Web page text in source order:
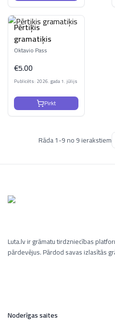
Pērtiķis
gramatiķis
Oktavio Pass
€5.00
Publicēts: 2026. gada 1. jūlijs
Pirkt
Rāda1-9no9ierakstiem
Luta.lv ir grāmatu tirdzniecības
pārdevējus. Pārdod savas izlasītās
Noderīgas saites